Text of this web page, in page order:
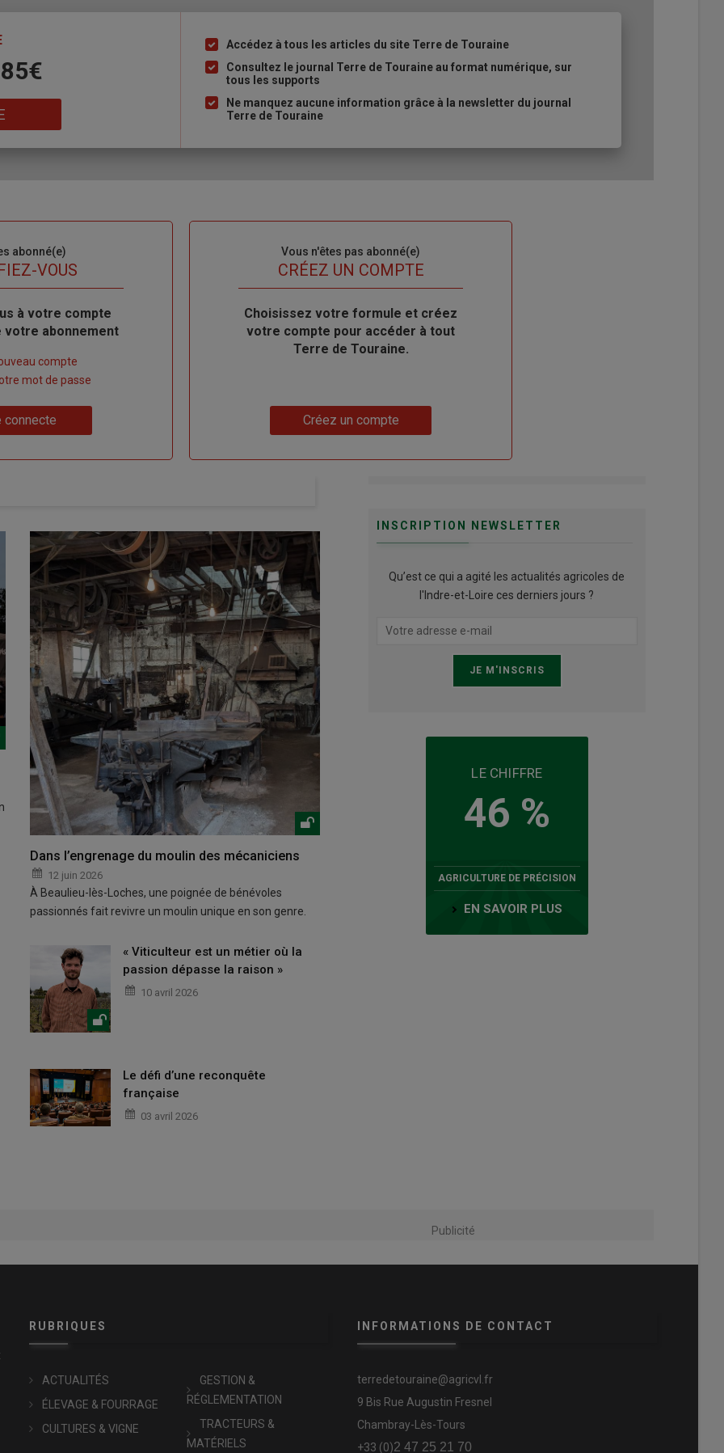
Liste
à
puce
Accédez à tous les articles du site Terre de Touraine
Consultez le journal Terre de Touraine au format numérique, sur
tous les supports
Ne manquez aucune information grâce à la newsletter du journal
Terre de Touraine
abonné(e)
VOUS
à votre compte
abonnement
compte
mot de passe
connecte
Vous n'êtes pas abonné(e)
TITRECRÉEZ UN COMPTE
Body
Choisissez votre formule et créez
votre compte pour accéder à tout
Terre de Touraine.
Créez un compte
Dans l’engrenage du moulin des mécaniciens
12 juin 2026
À Beaulieu-lès-Loches, une poignée de bénévoles
passionnés fait revivre un moulin unique en son genre.
« Viticulteur est un métier où la
passion dépasse la raison »
10 avril 2026
Le défi d’une reconquête
française
03 avril 2026
INSCRIPTION NEWSLETTER
Qu’est ce qui a agité les actualités agricoles de
l'Indre-et-Loire ces derniers jours ?
LE CHIFFRE
46 %
AGRICULTURE DE PRÉCISION
EN SAVOIR PLUS
Publicité
RUBRIQUES
ACTUALITÉS
ÉLEVAGE & FOURRAGE
CULTURES & VIGNE
GESTION &
RÉGLEMENTATION
TRACTEURS &
MATÉRIELS
INFORMATIONS DE CONTACT
terredetouraine@agricvl.fr
9 Bis Rue Augustin Fresnel
Chambray-Lès-Tours
+33 (0)2 47 25 21 70